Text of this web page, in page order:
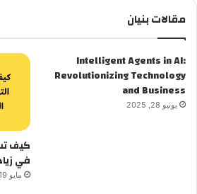
مقالات بنيان
Intelligent Agents in AI:
Revolutionizing Technology
and Business
يونيو 28, 2025
كيف
في
مايو 19, 2025